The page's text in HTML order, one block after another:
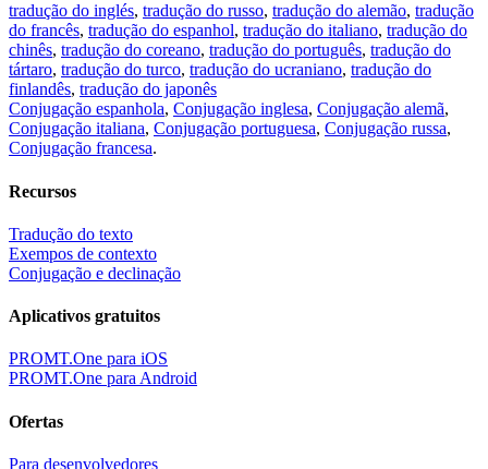
tradução do inglés, tradução do russo, tradução do alemão, tradução
do francês, tradução do espanhol, tradução do italiano, tradução do
chinês, tradução do coreano, tradução do português, tradução do
tártaro, tradução do turco, tradução do ucraniano, tradução do
finlandês, tradução do japonês
Conjugação espanhola, Conjugação inglesa, Conjugação alemã,
Conjugação italiana, Conjugação portuguesa, Conjugação russa,
Conjugação francesa.
Recursos
Tradução do texto
Exempos de contexto
Conjugação e declinação
Aplicativos gratuitos
PROMT.One para iOS
PROMT.One para Android
Ofertas
Para desenvolvedores